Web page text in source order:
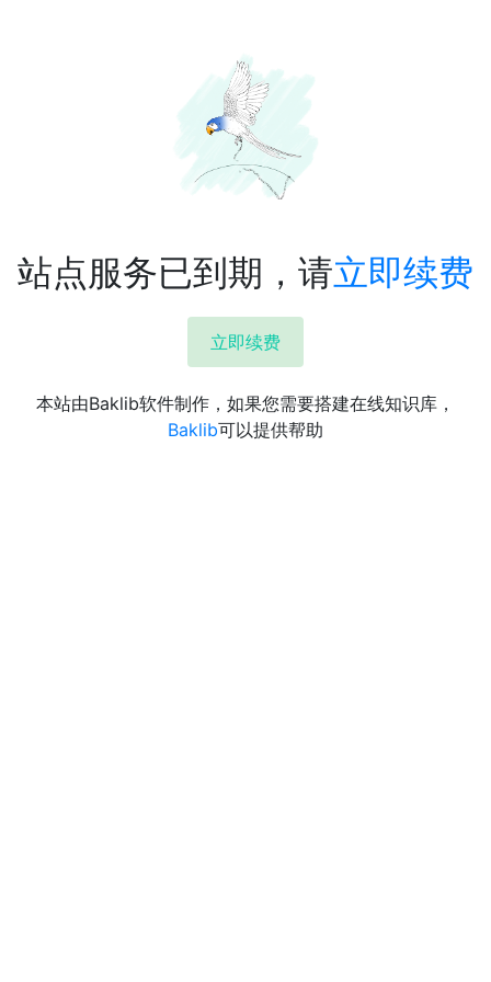
站点服务已到期，请立即续费
立即续费
本站由Baklib软件制作，如果您需要搭建在线知识库，
Baklib可以提供帮助